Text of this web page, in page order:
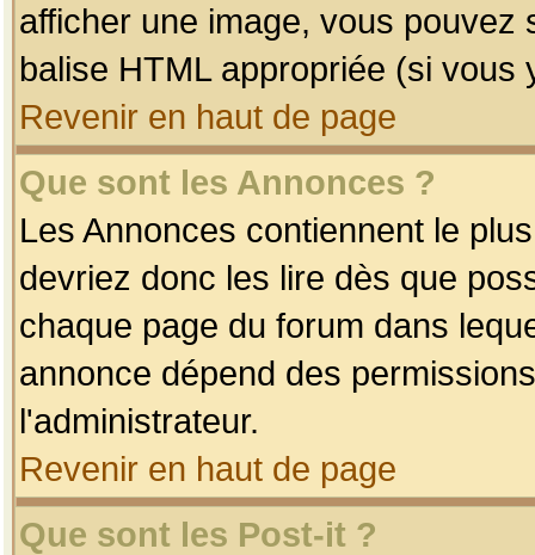
afficher une image, vous pouvez
balise HTML appropriée (si vous
Revenir en haut de page
Que sont les Annonces ?
Les Annonces contiennent le
devriez donc les lire dès que
chaque page du forum dans
annonce dépend des
l'administrateur.
Revenir en haut de page
Que sont les Post-it ?